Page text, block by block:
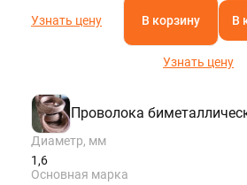
Узнать цену В корзину В
Узнать цену
Проволока
Диаметр, мм
1,6
Основная марка